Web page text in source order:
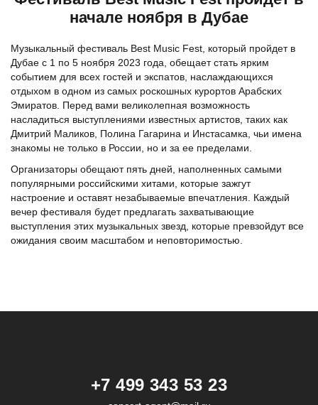
начале ноября в Дубае
Музыкальный фестиваль Best Music Fest, который пройдет в
Дубае с 1 по 5 ноября 2023 года, обещает стать ярким
событием для всех гостей и экспатов, наслаждающихся
отдыхом в одном из самых роскошных курортов Арабских
Эмиратов. Перед вами великолепная возможность
насладиться выступлениями известных артистов, таких как
Дмитрий Маликов, Полина Гагарина и Инстасамка, чьи имена
знакомы не только в России, но и за ее пределами.
Организаторы обещают пять дней, наполненных самыми
популярными российскими хитами, которые зажгут
настроение и оставят незабываемые впечатления. Каждый
вечер фестиваля будет предлагать захватывающие
выступления этих музыкальных звезд, которые превзойдут все
ожидания своим масштабом и неповторимостью.
+7 499 343 53 23